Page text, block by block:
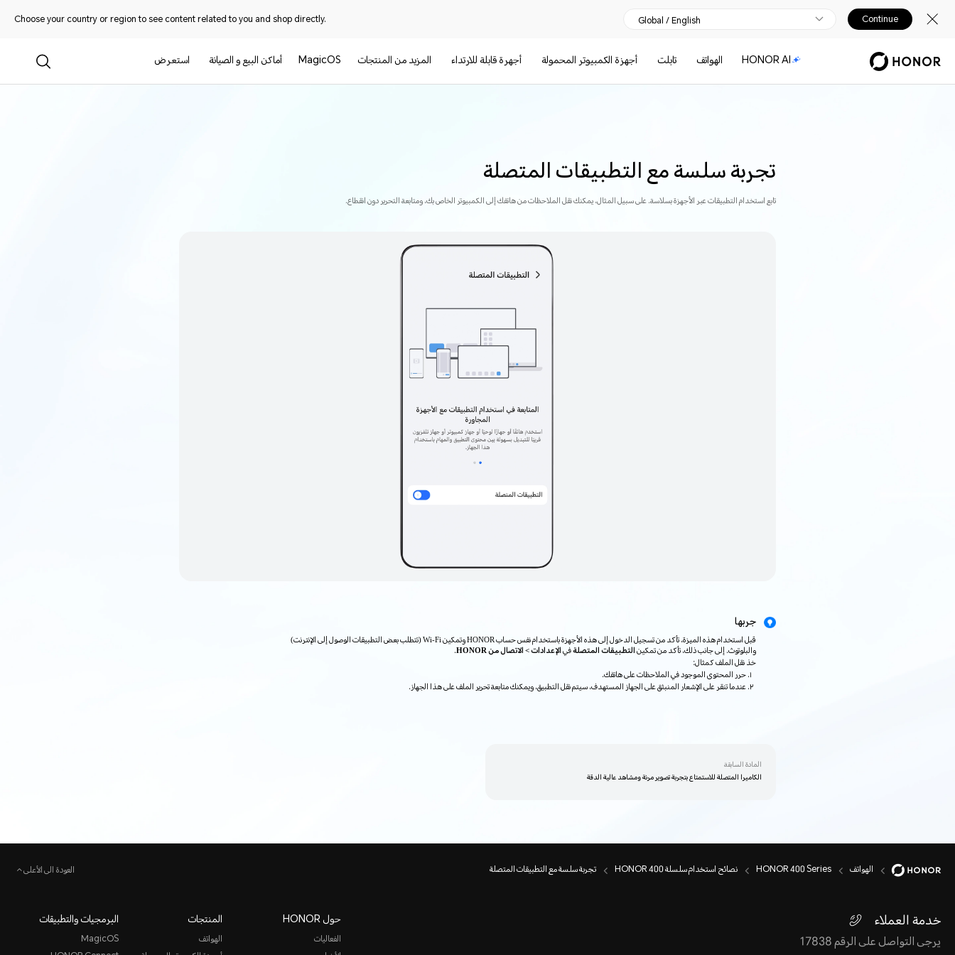
Choose your country or region to see content related to you and shop directly. Global / English Continue
HONOR AI الهواتف تابلت أجهزة الكمبيوتر المحمولة أجهرة قابلة للارتداء المزيد من المنتجات MagicOS أماكن البيع و الصيانة استعرض
تجربة سلسة مع التطبيقات المتصلة
تابع استخدام التطبيقات عبر الأجهزة بسلاسة. على سبيل المثال، يمكنك نقل الملاحظات من هاتفك إلى الكمبيوتر الخاص بك، ومتابعة التحرير دون انقطاع.
جربها
قبل استخدام هذه الميزة، تأكد من تسجيل الدخول إلى هذه الأجهزة باستخدام نفس حساب HONOR وتمكين Wi-Fi (تتطلب بعض التطبيقات الوصول إلى الإنترنت)
والبلوتوث. إلى جانب ذلك، تأكد من تمكينالتطبيقات المتصلةفيالإعدادات > الاتصال من HONOR
.
خذ نقل الملف كمثال:
حرر المحتوى الموجود في الملاحظات على هاتفك.
عندما تنقر على الإشعار المنبثق على الجهاز المستهدف، سيتم نقل التطبيق، ويمكنك متابعة تحرير الملف على هذا الجهاز.
المادة السابقة
الكاميرا المتصلة للاستمتاع بتجربة تصوير مرنة ومشاهد عالية الدقة
الهواتف HONOR 400 Series نصائح استخدام سلسلة HONOR 400 تجربة سلسة مع التطبيقات المتصلة العودة الى الأعلى
خدمة العملاء
يرجى التواصل على الرقم 17838
حول HONOR
الفعاليات
المنتجات
الهواتف
البرمجيات والتطبيقات
MagicOS